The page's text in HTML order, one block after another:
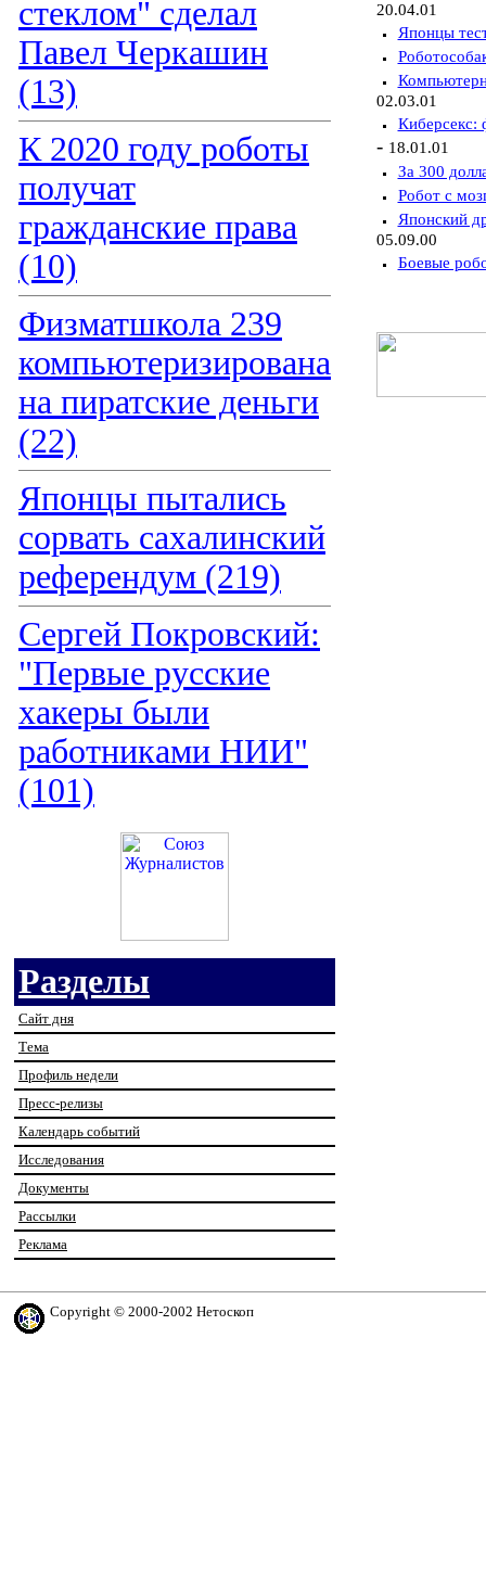
стеклом" сделал
Павел Черкашин
(13)
К 2020 году роботы
получат
гражданские права
(10)
Физматшкола 239
компьютеризирована
на пиратские деньги
(22)
Японцы пытались
сорвать сахалинский
референдум (219)
Сергей Покровский:
"Первые русские
хакеры были
работниками НИИ"
(101)
Разделы
Сайт дня
Тема
Профиль недели
Пресс-релизы
Календарь событий
Исследования
Документы
Рассылки
Реклама
20.04.01
Японцы
02.03.01
Киберсекс:
- 18.01.01
За 300
Робот с
Японский
05.09.00
Боевые
Copyright © 2000-2002 Нетоскоп